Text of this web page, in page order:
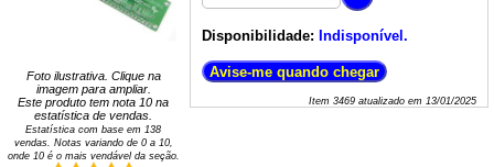
Foto ilustrativa. Clique na
imagem para ampliar.
Este produto tem nota 10 na
estatística de vendas.
Estatística com base em 138
vendas. Notas variando de 0a 10,
onde 10 é o mais vendável da seção.
Disponibilidade: Indisponível.
Item 3469atualizado em 13/01/2025